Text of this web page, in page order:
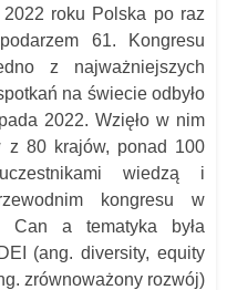
roku Polska po raz
61. Kongresu
z najważniejszych
na świecie odbyło
2022. Wzięło w nim
z 80 krajów, ponad 100
wiedzą i
kongresu w
Can a tematyka była
(ang. diversity, equity
zrównoważony rozwój)